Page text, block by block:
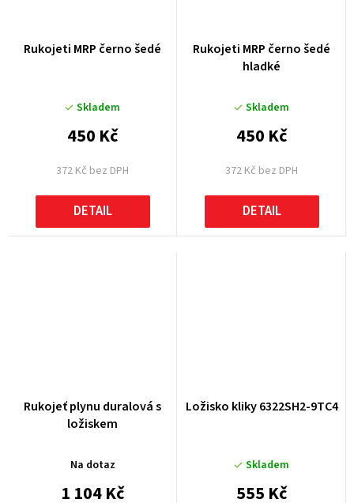
Rukojeti MRP černo šedé
Skladem
372 Kč bez DPH
450 Kč
DETAIL
Rukojeti MRP černo šedé
hladké
Skladem
372 Kč bez DPH
450 Kč
DETAIL
Rukojeť plynu duralová s
ložiskem
Na dotaz
1 104 Kč
Ložisko kliky 6322SH2-9TC4
Skladem
555 Kč